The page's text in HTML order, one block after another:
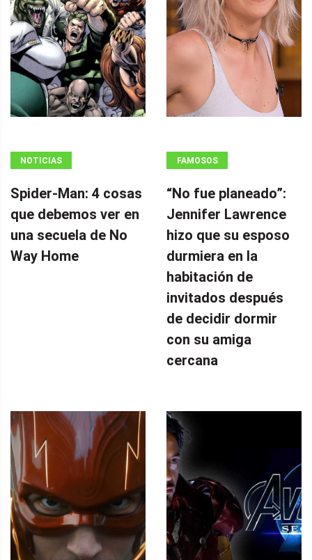
NOTICIAS
Spider-Man: 4 cosas
que debemos ver en
una secuela de No
Way Home
FAMOSOS
“No fue planeado”: ​​
Jennifer Lawrence
hizo que su esposo
durmiera en la
habitación de
invitados después
de decidir dormir
con su amiga
cercana